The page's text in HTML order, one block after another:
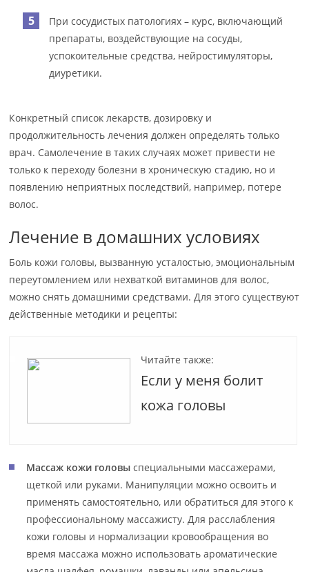
При сосудистых патологиях – курс, включающий
препараты, воздействующие на сосуды,
успокоительные средства, нейростимуляторы,
диуретики.
Конкретный список лекарств, дозировку и
продолжительность лечения должен определять только
врач. Самолечение в таких случаях может привести не
только к переходу болезни в хроническую стадию, но и
появлению неприятных последствий, например, потере
волос.
Лечение в домашних условиях
Боль кожи головы, вызванную усталостью, эмоциональным
переутомлением или нехваткой витаминов для волос,
можно снять домашними средствами. Для этого существуют
действенные методики и рецепты:
Читайте также:
Если у меня болит
кожа головы
Массаж кожи головы специальными массажерами,
щеткой или руками. Манипуляции можно освоить и
применять самостоятельно, или обратиться для этого к
профессиональному массажисту. Для расслабления
кожи головы и нормализации кровообращения во
время массажа можно использовать ароматические